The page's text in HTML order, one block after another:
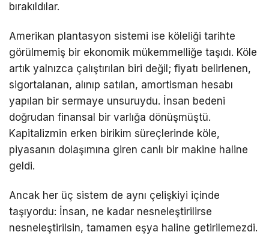
bırakıldılar.
Amerikan plantasyon sistemi ise köleliği tarihte
görülmemiş bir ekonomik mükemmelliğe taşıdı. Köle
artık yalnızca çalıştırılan biri değil; fiyatı belirlenen,
sigortalanan, alınıp satılan, amortisman hesabı
yapılan bir sermaye unsuruydu. İnsan bedeni
doğrudan finansal bir varlığa dönüşmüştü.
Kapitalizmin erken birikim süreçlerinde köle,
piyasanın dolaşımına giren canlı bir makine haline
geldi.
Ancak her üç sistem de aynı çelişkiyi içinde
taşıyordu: İnsan, ne kadar nesneleştirilirse
nesneleştirilsin, tamamen eşya haline getirilemezdi.